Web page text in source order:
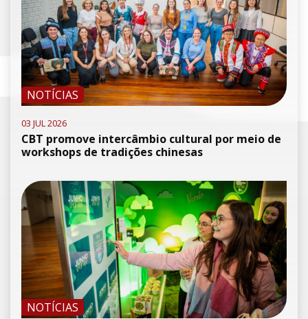
NOTÍCIAS
03 JUL 2026
CBT promove intercâmbio cultural por meio de
workshops de tradições chinesas
NOTÍCIAS